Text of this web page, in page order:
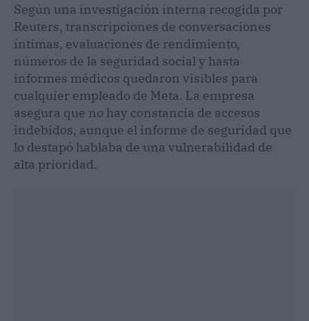
Según una investigación interna recogida por
Reuters, transcripciones de conversaciones
íntimas, evaluaciones de rendimiento,
números de la seguridad social y hasta
informes médicos quedaron visibles para
cualquier empleado de Meta. La empresa
asegura que no hay constancia de accesos
indebidos, aunque el informe de seguridad que
lo destapó hablaba de una vulnerabilidad de
alta prioridad.